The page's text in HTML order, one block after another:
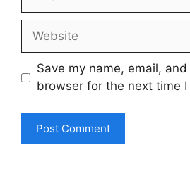
Website
Save my name, email,
browser for the next time I